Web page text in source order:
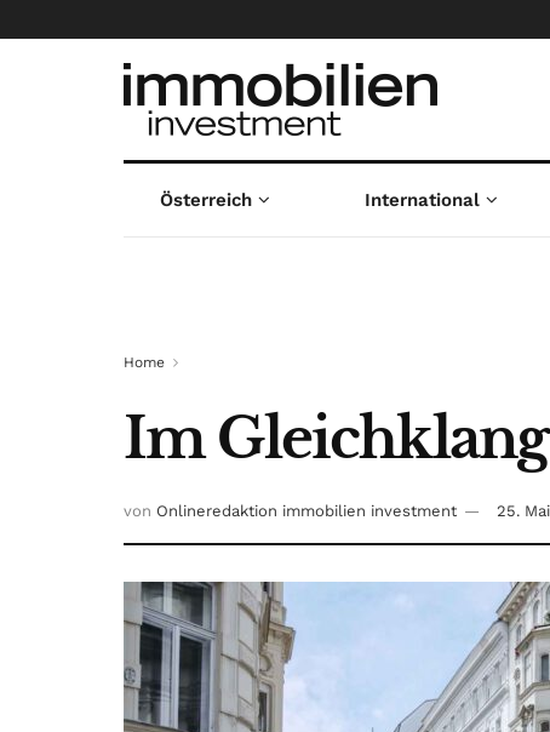
Österreich International
Home
Im
von Onlineredaktion immobilien investment 25.